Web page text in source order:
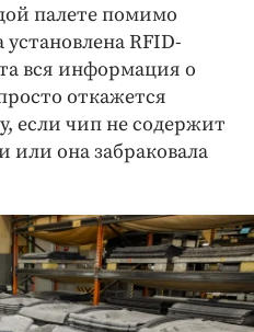
палете помимо
RFID-
вся информация о
откажется
если чип не содержит
или она забраковала